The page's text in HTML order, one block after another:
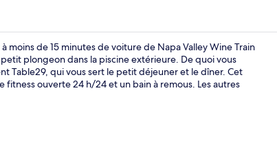
Hall
moins de 15 minutes de voiture de Napa Valley Wine Train
plongeon dans la piscine extérieure. De quoi vous
Table29, qui vous sert le petit déjeuner et le dîner. Cet
ouverte 24 h/24 et un bain à remous. Les autres